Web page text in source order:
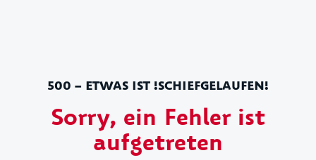
500 – ETWAS IST !SCHIEFGELAUFEN!
Sorry, ein Fehler ist
aufgetreten